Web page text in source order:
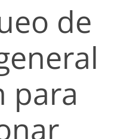
de
para